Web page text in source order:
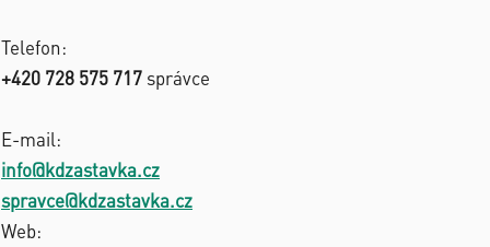
Telefon:
+420 728 575 717 správce
E-mail:
info@kdzastavka.cz
spravce@kdzastavka.cz
Web: